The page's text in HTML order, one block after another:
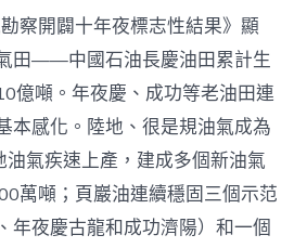
首
超
4
億
噸
_
中
國
網〉
中
察開闢十年夜標志性結果》顯
田——中國石油長慶油田累計生
億噸。年夜慶、成功等老油田連
本感化。陸地、很是規油氣成為
油氣疾速上產，建成多個新油氣
萬噸；頁巖油連續穩固三個示范
年夜慶古龍和成功濟陽）和一個